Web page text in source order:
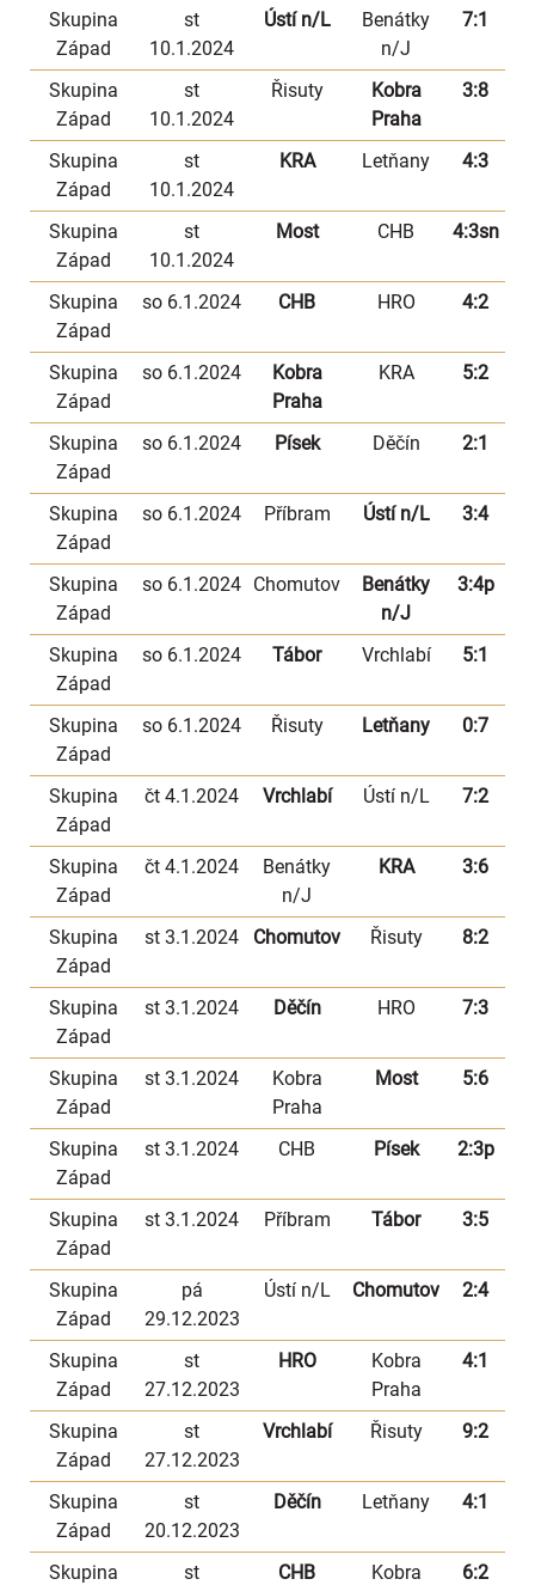
Skupina
Západ
st
10.1.2024
Ústí n/L
Benátky
n/J
7:1
Skupina
Západ
st
10.1.2024
Řisuty
Kobra
Praha
3:8
Skupina
Západ
st
10.1.2024
KRA Letňany 4:3
Skupina
Západ
st
10.1.2024
Most CHB 4:3sn
Skupina
Západ
so 6.1.2024 CHB HRO 4:2
Skupina
Západ
so 6.1.2024
Kobra
Praha
KRA 5:2
Skupina
Západ
so 6.1.2024 Písek Děčín 2:1
Skupina
Západ
so 6.1.2024 Příbram Ústí n/L 3:4
Skupina
Západ
so 6.1.2024 Chomutov
Benátky
n/J
3:4p
Skupina
Západ
so 6.1.2024 Tábor Vrchlabí 5:1
Skupina
Západ
so 6.1.2024 Řisuty Letňany 0:7
Skupina
Západ
čt 4.1.2024 Vrchlabí Ústí n/L 7:2
Skupina
Západ
čt 4.1.2024
Benátky
n/J
KRA 3:6
Skupina
Západ
st 3.1.2024 Chomutov Řisuty 8:2
Skupina
Západ
st 3.1.2024 Děčín HRO 7:3
Skupina
Západ
st 3.1.2024
Kobra
Praha
Most 5:6
Skupina
Západ
st 3.1.2024 CHB Písek 2:3p
Skupina
Západ
st 3.1.2024 Příbram Tábor 3:5
Skupina
Západ
pá
29.12.2023
Ústí n/L Chomutov 2:4
Skupina
Západ
st
27.12.2023
HRO
Kobra
Praha
4:1
Skupina
Západ
st
27.12.2023
Vrchlabí Řisuty 9:2
Skupina
Západ
st
20.12.2023
Děčín Letňany 4:1
Skupina
st
CHB
Kobra
6:2